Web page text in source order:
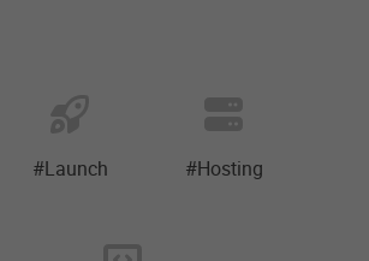
#Launch #Hosting